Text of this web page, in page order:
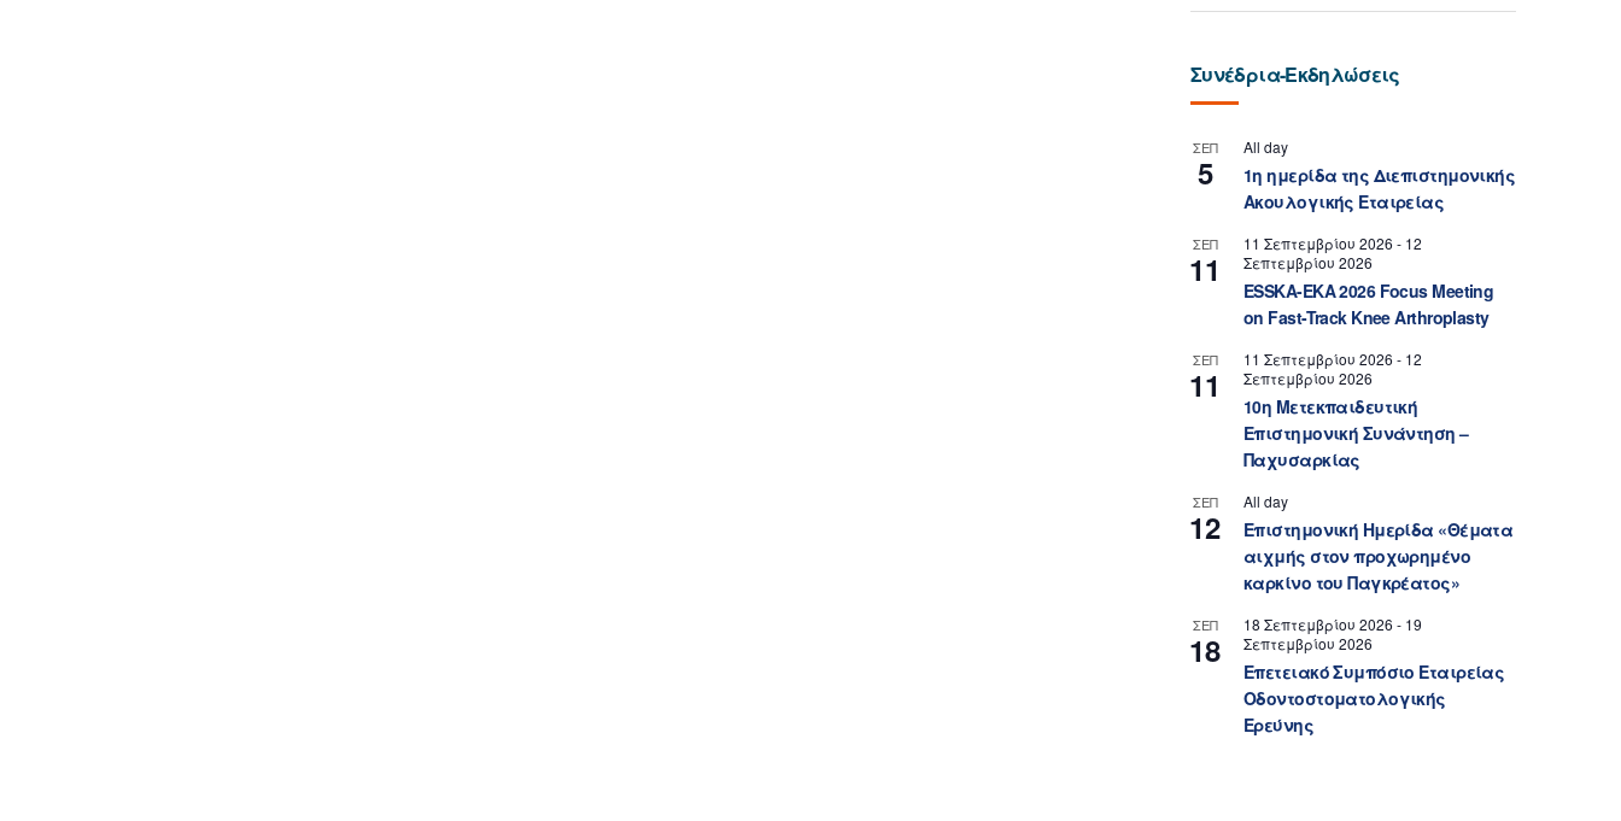
Συνέδρια-Εκδηλώσεις
ΣΕΠ
5
All day
1η ημερίδα της Διεπιστημονικής
Ακουλογικής Εταιρείας
ΣΕΠ
11
11 Σεπτεμβρίου 2026 - 12
Σεπτεμβρίου 2026
ESSKA-EKA 2026 Focus Meeting
on Fast-Track Knee Arthroplasty
ΣΕΠ
11
11 Σεπτεμβρίου 2026 - 12
Σεπτεμβρίου 2026
10η Μετεκπαιδευτική
Επιστημονική Συνάντηση –
Παχυσαρκίας
ΣΕΠ
12
All day
Επιστημονική Ημερίδα «Θέματα
αιχμής στον προχωρημένο
καρκίνο του Παγκρέατος»
ΣΕΠ
18
18 Σεπτεμβρίου 2026 - 19
Σεπτεμβρίου 2026
Επετειακό Συμπόσιο Εταιρείας
Οδοντοστοματολογικής
Ερεύνης